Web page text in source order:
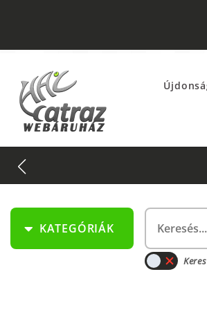
KATEGÓRIÁK